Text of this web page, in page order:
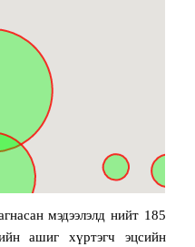
мэдээлэлд нийт 185
ашиг хүртэгч эцсийн